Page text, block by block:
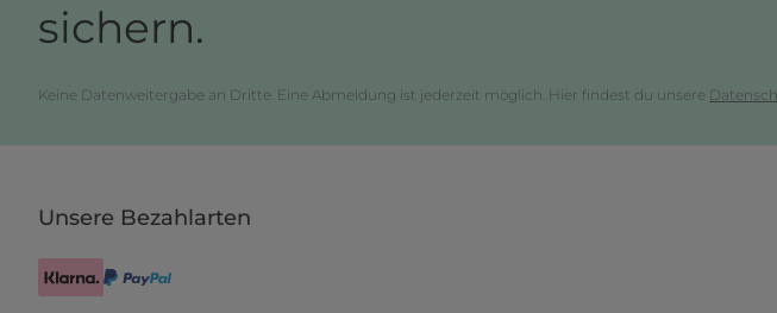
sichern.
Keine Datenweitergabe an Dritte. Eine Abmeldung ist jederzeit möglich. Hier findest du unsere
Unsere Bezahlarten